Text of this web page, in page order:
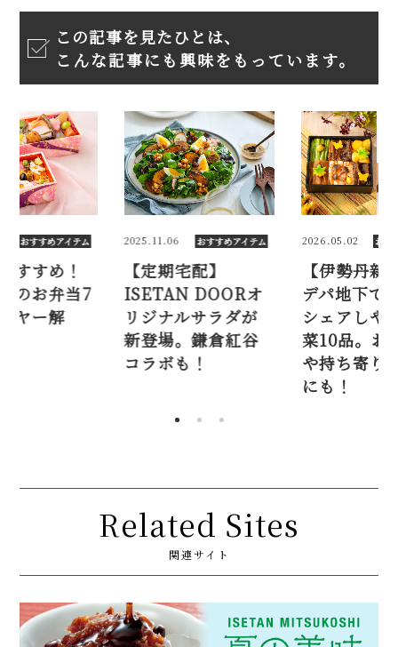
この記事を見たひとは、
こんな記事にも興味をもっています。
おすすめアイテム
すすめ！
のお弁当7
ヤー解
2025.11.06 おすすめアイテム
【定期宅配】
ISETAN DOORオ
リジナルサラダが
新登場。鎌倉紅谷
コラボも！
2026.05.02 おす
【伊勢丹新
デパ地下で
シェアしや
菜10品。お
や持ち寄り
にも！
Related Sites
関連サイト